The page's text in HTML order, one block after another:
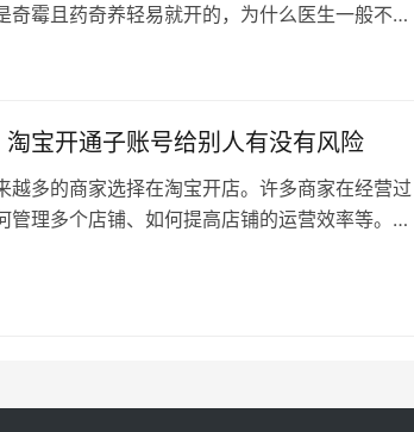
霉且药奇养轻易就开的，为什么医生一般不开
不仅是多神因…
宝开通子账号给别人有没有风险
越多的商家选择在淘宝开店。许多商家在经营过
理多个店铺、如何提高店铺的运营效率等。今